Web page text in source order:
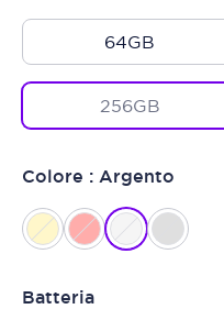
64GB
256GB
Colore : Argento
Batteria